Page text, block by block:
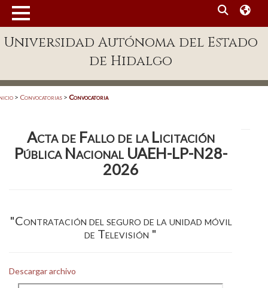
Enlaces
Patronato
Personal
Universidad Autónoma del Estado
de Hidalgo
> Convocatorias > Convocatoria
Acta de Fallo de la Licitación
Pública Nacional UAEH-LP-N28-
2026
"Contratación del seguro de la unidad móvil
de Televisión "
Descargar archivo